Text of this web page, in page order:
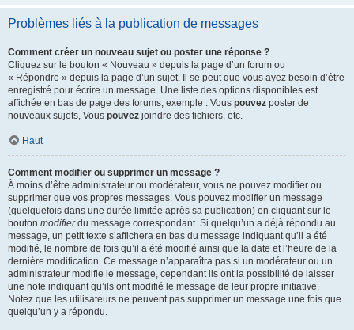
Problèmes liés à la publication de messages
Comment créer un nouveau sujet ou poster une réponse ?
Cliquez sur le bouton « Nouveau » depuis la page d’un forum ou
« Répondre » depuis la page d’un sujet. Il se peut que vous ayez besoin d’être
enregistré pour écrire un message. Une liste des options disponibles est
affichée en bas de page des forums, exemple : Vous pouvez poster de
nouveaux sujets, Vous pouvez joindre des fichiers, etc.
Haut
Comment modifier ou supprimer un message ?
À moins d’être administrateur ou modérateur, vous ne pouvez modifier ou
supprimer que vos propres messages. Vous pouvez modifier un message
(quelquefois dans une durée limitée après sa publication) en cliquant sur le
bouton modifierdu message correspondant. Si quelqu’un a déjà répondu au
message, un petit texte s’affichera en bas du message indiquant qu’il a été
modifié, le nombre de fois qu’il a été modifié ainsi que la date et l’heure de la
dernière modification. Ce message n’apparaîtra pas si un modérateur ou un
administrateur modifie le message, cependant ils ont la possibilité de laisser
une note indiquant qu’ils ont modifié le message de leur propre initiative.
Notez que les utilisateurs ne peuvent pas supprimer un message une fois que
quelqu’un y a répondu.